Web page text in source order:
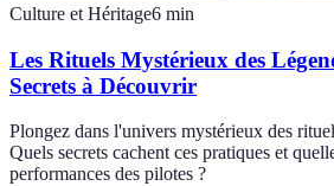
Culture et Héritage6 min
Les Rituels Mystérieux des
Secrets à Découvrir
Plongez dans l'univers mystérieux des
Quels secrets cachent ces pratiques et
performances des pilotes ?